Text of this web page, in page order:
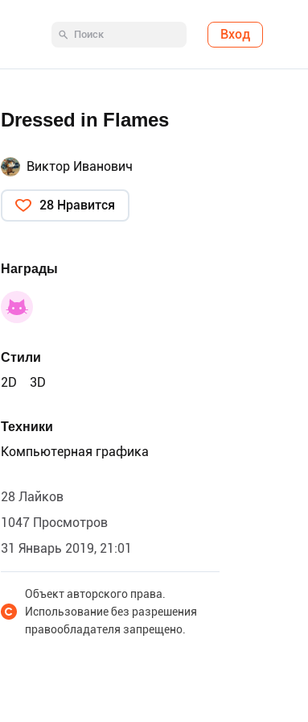
Вход
Dressed in Flames
Виктор Иванович
28 Нравится
Награды
Стили
2D
3D
Техники
Компьютерная графика
28 Лайков
1047 Просмотров
31 Январь 2019, 21:01
Объект авторского права.
Использование без разрешения
правообладателя запрещено.